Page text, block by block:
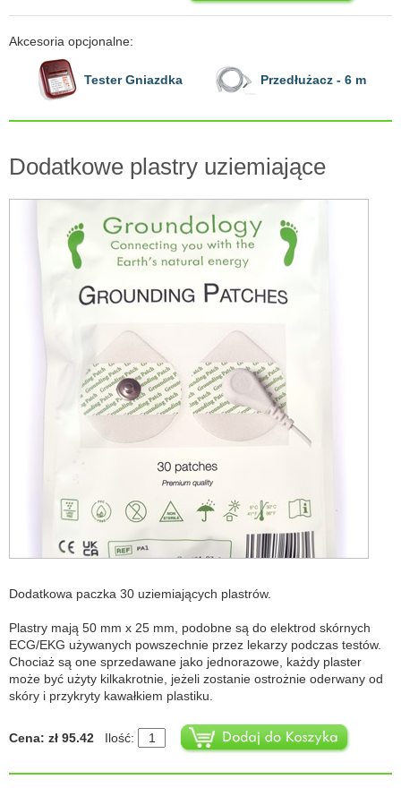
Akcesoria opcjonalne:
Tester Gniazdka Przedłużacz - 6 m
Dodatkowe plastry uziemiające
Dodatkowa paczka 30 uziemiających plastrów.
Plastry mają 50 mm x 25 mm, podobne są do elektrod skórnych
ECG/EKG używanych powszechnie przez lekarzy podczas testów.
Chociaż są one sprzedawane jako jednorazowe, każdy plaster
może być użyty kilkakrotnie, jeżeli zostanie ostrożnie oderwany od
skóry i przykryty kawałkiem plastiku.
Cena: zł 95.42 Ilość: